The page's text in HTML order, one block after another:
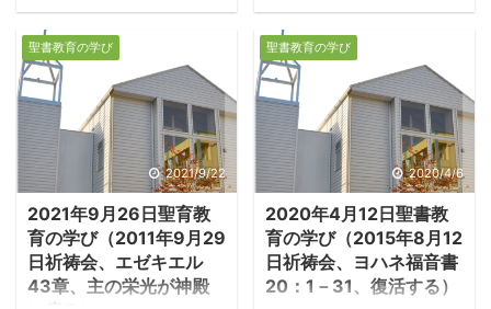
１．キリストにある選
びを喜ぶ ・エペソ書は
パウロの名によって書か
れているが、用語と文
体、思想内容から、パウ
ロ自身の手になるもので
はないとされる。内容的
にはコロサイ書と多くの
共通点を持っており、エ
ペソ書の用語の四分の一
がコロサイ書にある。成
立時期は、パウロ没後
１．私の助けは天地を
造られた主から来る ・
詩編121編は数ある詩篇
の中でも特に愛唱されて
きた。日本では別所梅之
助訳で讚美歌となり、
「山辺に向かいてわれ」
（新生讚美歌435番）と
して親しまれている。
元々の詩はエルサレムの
神殿への巡礼の時に歌わ
聖書教育の学び
2021/9/22
2021年9月26日聖育教
育の学び（2011年9月29
日祈祷会、エゼキエル
43章、主の栄光が神殿
聖書教育の学び
2020/4/6
2020年4月12日聖書教
育の学び（2015年8月12
日祈祷会、ヨハネ福音書
20：1－31、復活する）